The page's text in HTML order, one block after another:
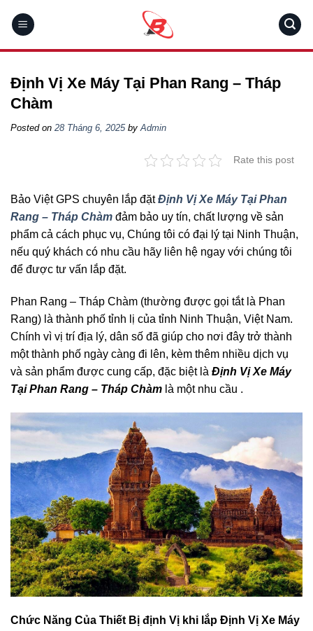
Định Vị Xe Máy Tại Phan Rang – Tháp
Chàm
Posted on 28 Tháng 6, 2025byAdmin
Rate this post
Bảo Việt GPS chuyên lắp đặtĐịnh Vị Xe Máy Tại Phan
Rang – Tháp Chàm đảm bảo uy tín, chất lượng về sản
phẩm cả cách phục vụ, Chúng tôi có đại lý tại Ninh Thuận,
nếu quý khách có nhu cầu hãy liên hệ ngay với chúng tôi
để được tư vấn lắp đặt.
Phan Rang – Tháp Chàm (thường được gọi tắt là Phan
Rang) là thành phố tỉnh lị của tỉnh Ninh Thuận, Việt Nam.
Chính vì vị trí địa lý, dân số đã giúp cho nơi đây trở thành
một thành phố ngày càng đi lên, kèm thêm nhiều dịch vụ
và sản phẩm được cung cấp, đặc biệt là Định Vị Xe Máy
Tại Phan Rang – Tháp Chàm là một nhu cầu .
Chức Năng Của Thiết Bị định Vị khi lắp Định Vị Xe Máy